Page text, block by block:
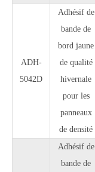
ADH-
5042D
Adhésif de
bande de
bord jaune
de qualité
hivernale
pour les
panneaux
de densité
Adhésif de
bande de